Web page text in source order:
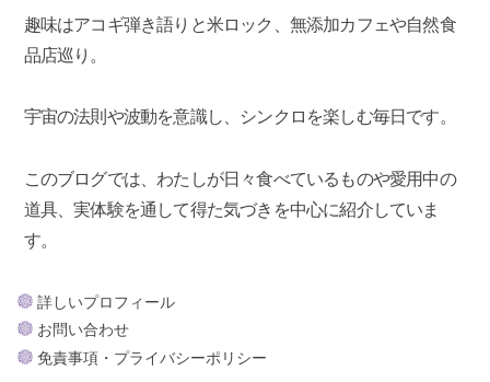
趣味はアコギ弾き語りと米ロック、無添加カフェや自然食
品店巡り。
宇宙の法則や波動を意識し、シンクロを楽しむ毎日です。
このブログでは、わたしが日々食べているものや愛用中の
道具、実体験を通して得た気づきを中心に紹介していま
す。
詳しいプロフィール
お問い合わせ
免責事項・プライバシーポリシー